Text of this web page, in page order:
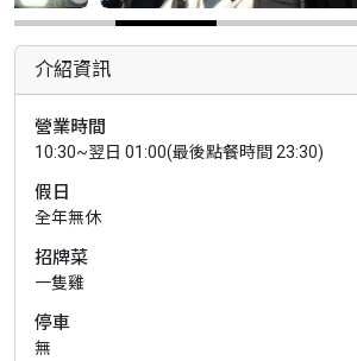
介紹資訊
營業時間
10:30~翌日 01:00(最後點餐時間 23:30)
假日
全年無休
招牌菜
一隻雞
停車
無